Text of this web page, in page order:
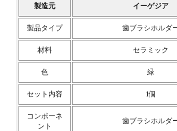
製造元 イーゲジア
製品タイプ 歯ブラシホルダ
材料 セラミック
色 緑
セット内容 1個
コンポーネ
ント
歯ブラシホルダ